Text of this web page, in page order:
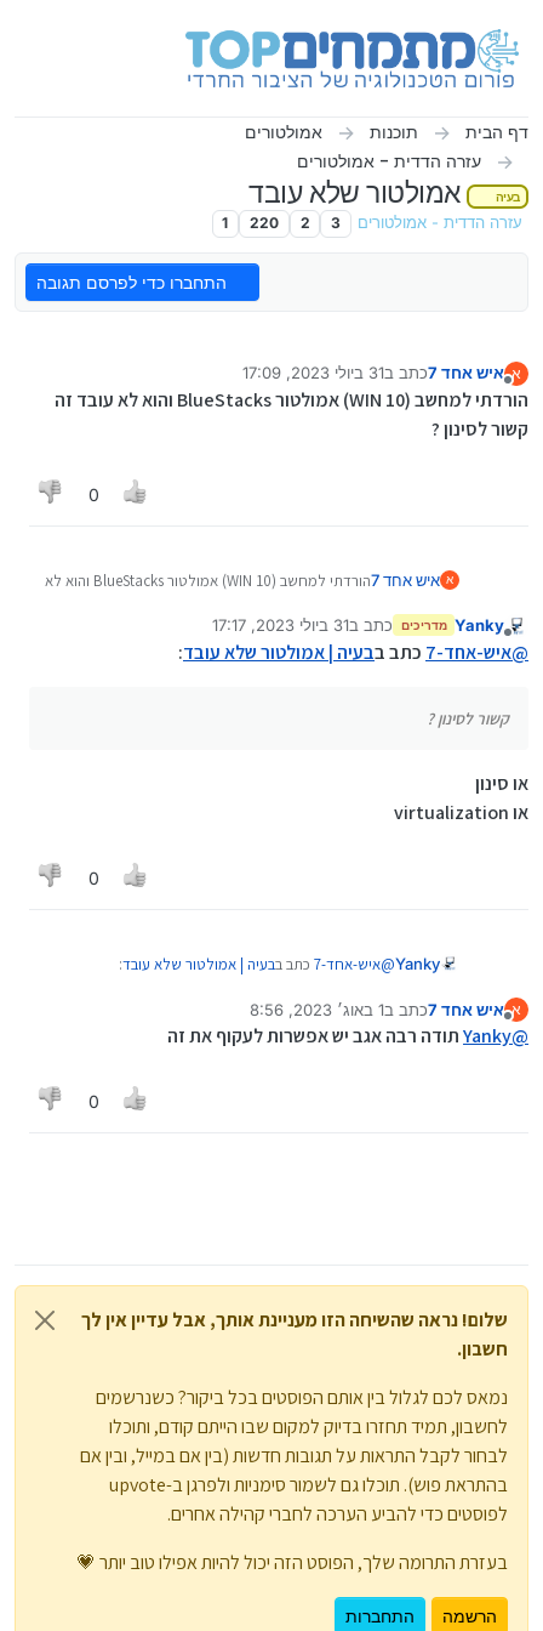
דף הבית תוכנות
אמולטורים
עזרה הדדית - אמולטורים
בעיה אמולטור שלא עובד
עזרה הדדית - אמולטורים 3
2
220
1
התחברו כדי לפרסם תגובה
א איש אחד 7 כתב ב31 ביולי 2023, 17:09
נערך לאחרונה על ידי איש אחד 7
הורדתי למחשב (WIN 10) אמולטור BlueStacks והוא לא עובד זה
קשור לסינון ?
0
א איש אחד 7
הורדתי למחשב (WIN 10) אמולטור BlueStacks והוא לא
Yanky מדריכים כתב ב31 ביולי 2023, 17:17
נערך לאחרונה על ידי
@איש-אחד-7 כתב בבעיה | אמולטור שלא עובד:
קשור לסינון ?
או סינון
או virtualization
0
Yanky
@איש-אחד-7 כתב בבעיה | אמולטור שלא עובד:
קשור לסינון ?
א
מנותק
איש אחד 7 כתב ב1 באוג׳ 2023, 8:56
נערך לאחרונה על ידי
@
Yankyתודה רבה אגב יש אפשרות לעקוף את זה
0
שלום! נראה שהשיחה הזו מעניינת אותך, אבל עדיין אין לך
חשבון.
נמאס לכם לגלול בין אותם הפוסטים בכל ביקור? כשנרשמים
לחשבון, תמיד תחזרו בדיוק למקום שבו הייתם קודם, ותוכלו
לבחור לקבל התראות על תגובות חדשות (בין אם במייל, ובין אם
בהתראת פוש). תוכלו גם לשמור סימניות ולפרגן ב-upvote
לפוסטים כדי להביע הערכה לחברי קהילה אחרים.
בעזרת התרומה שלך, הפוסט הזה יכול להיות אפילו טוב יותר 💗
הרשמה התחברות